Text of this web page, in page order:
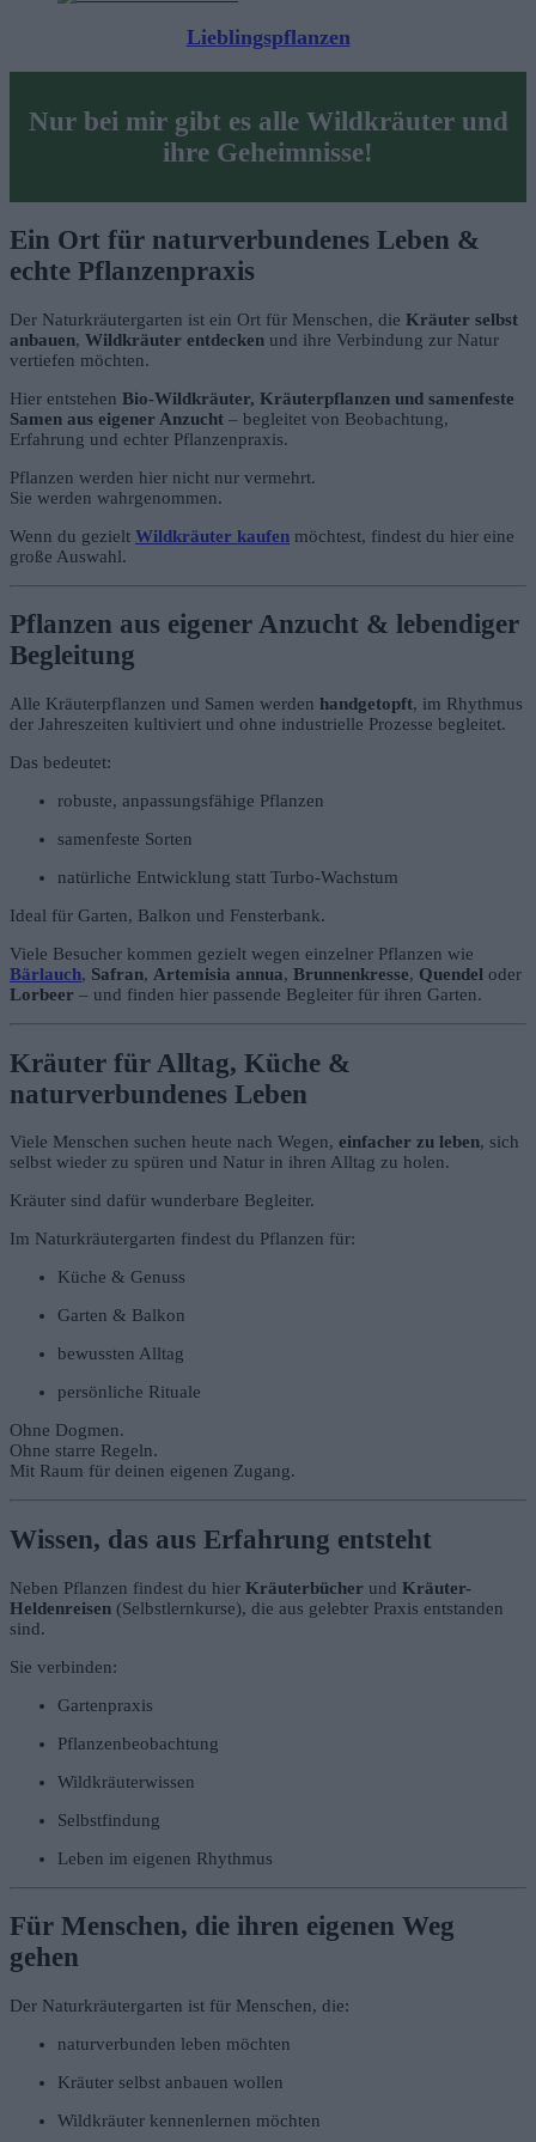
Lieblingspflanzen
Nur bei mir gibt es alle Wildkräuter und
ihre Geheimnisse!
Ein Ort für naturverbundenes Leben &
echte Pflanzenpraxis
Der Naturkräutergarten ist ein Ort für Menschen, die Kräuter selbst
anbauen, Wildkräuter entdecken und ihre Verbindung zur Natur
vertiefen möchten.
Hier entstehen Bio-Wildkräuter, Kräuterpflanzen und samenfeste
Samen aus eigener Anzucht – begleitet von Beobachtung,
Erfahrung und echter Pflanzenpraxis.
Pflanzen werden hier nicht nur vermehrt.
Sie werden wahrgenommen.
Wenn du gezielt Wildkräuter kaufen möchtest, findest du hier eine
große Auswahl.
Pflanzen aus eigener Anzucht & lebendiger
Begleitung
Alle Kräuterpflanzen und Samen werden handgetopft, im Rhythmus
der Jahreszeiten kultiviert und ohne industrielle Prozesse begleitet.
Das bedeutet:
robuste, anpassungsfähige Pflanzen
samenfeste Sorten
natürliche Entwicklung statt Turbo-Wachstum
Ideal für Garten, Balkon und Fensterbank.
Viele Besucher kommen gezielt wegen einzelner Pflanzen wie
Bärlauch, Safran, Artemisia annua, Brunnenkresse, Quendel oder
Lorbeer – und finden hier passende Begleiter für ihren Garten.
Kräuter für Alltag, Küche &
naturverbundenes Leben
Viele Menschen suchen heute nach Wegen, einfacher zu leben, sich
selbst wieder zu spüren und Natur in ihren Alltag zu holen.
Kräuter sind dafür wunderbare Begleiter.
Im Naturkräutergarten findest du Pflanzen für:
Küche & Genuss
Garten & Balkon
bewussten Alltag
persönliche Rituale
Ohne Dogmen.
Ohne starre Regeln.
Mit Raum für deinen eigenen Zugang.
Wissen, das aus Erfahrung entsteht
Neben Pflanzen findest du hier Kräuterbücher und Kräuter-
Heldenreisen (Selbstlernkurse), die aus gelebter Praxis entstanden
sind.
Sie verbinden:
Gartenpraxis
Pflanzenbeobachtung
Wildkräuterwissen
Selbstfindung
Leben im eigenen Rhythmus
Für Menschen, die ihren eigenen Weg
gehen
Der Naturkräutergarten ist für Menschen, die:
naturverbunden leben möchten
Kräuter selbst anbauen wollen
Wildkräuter kennenlernen möchten